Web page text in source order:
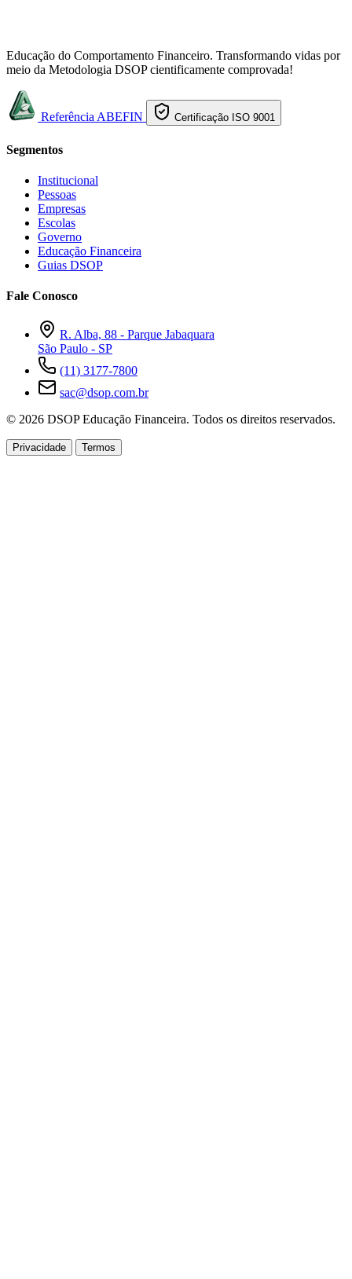
Educação do Comportamento Financeiro. Transformando vidas por
meio da Metodologia DSOP cientificamente comprovada!
Referência ABEFIN Certificação ISO 9001
Segmentos
Institucional
Pessoas
Empresas
Escolas
Governo
Educação Financeira
Guias DSOP
Fale Conosco
R. Alba, 88 - Parque Jabaquara
São Paulo - SP
(11) 3177-7800
sac@dsop.com.br
© 2026 DSOP Educação Financeira. Todos os direitos reservados.
Privacidade Termos